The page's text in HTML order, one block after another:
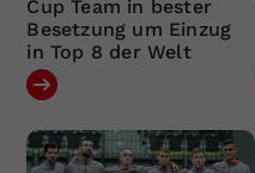
Cup Team in bester
Besetzung um Einzug
in Top 8 der Welt